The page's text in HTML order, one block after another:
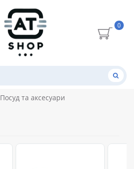
0
Посуд та аксесуари